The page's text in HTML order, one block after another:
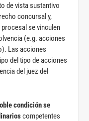
de vista sustantivo
concursal y,
se vinculen
(e.g. acciones
Las acciones
del tipo de acciones
del juez del
condición se
competentes